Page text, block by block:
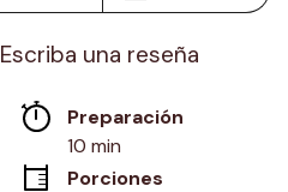
Escriba una reseña
Preparación
10 min
Porciones